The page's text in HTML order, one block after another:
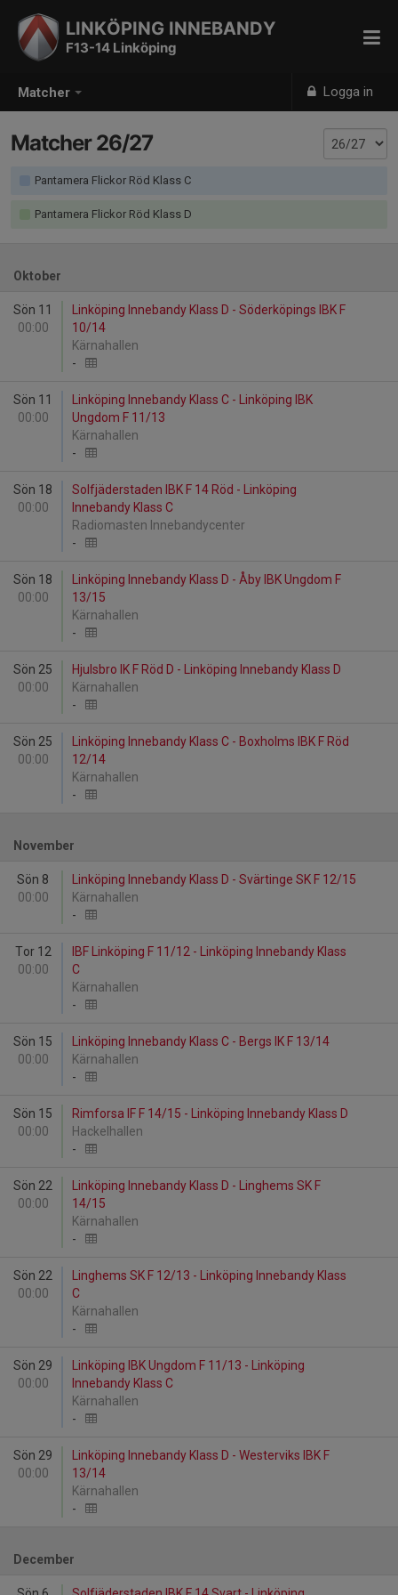
Matcher Logga in
LINKÖPING INNEBANDY
F13-14 Linköping
Matcher 26/27
Pantamera Flickor Röd Klass C
Pantamera Flickor Röd Klass D
Oktober
Sön 11
00:00
Linköping Innebandy Klass D - Söderköpings IBK F
10/14
Kärnahallen
-
Sön 11
00:00
Linköping Innebandy Klass C - Linköping IBK
Ungdom F 11/13
Kärnahallen
-
Sön 18
00:00
Solfjäderstaden IBK F 14 Röd - Linköping
Innebandy Klass C
Radiomasten Innebandycenter
-
Sön 18
00:00
Linköping Innebandy Klass D - Åby IBK Ungdom F
13/15
Kärnahallen
-
Sön 25
00:00
Hjulsbro IK F Röd D - Linköping Innebandy Klass D
Kärnahallen
-
Sön 25
00:00
Linköping Innebandy Klass C - Boxholms IBK F Röd
12/14
Kärnahallen
-
November
Sön 8
00:00
Linköping Innebandy Klass D - Svärtinge SK F 12/15
Kärnahallen
-
Tor 12
00:00
IBF Linköping F 11/12 - Linköping Innebandy Klass
C
Kärnahallen
-
Sön 15
00:00
Linköping Innebandy Klass C - Bergs IK F 13/14
Kärnahallen
-
Sön 15
00:00
Rimforsa IF F 14/15 - Linköping Innebandy Klass D
Hackelhallen
-
Sön 22
00:00
Linköping Innebandy Klass D - Linghems SK F
14/15
Kärnahallen
-
Sön 22
00:00
Linghems SK F 12/13 - Linköping Innebandy Klass
C
Kärnahallen
-
Sön 29
00:00
Linköping IBK Ungdom F 11/13 - Linköping
Innebandy Klass C
Kärnahallen
-
Sön 29
00:00
Linköping Innebandy Klass D - Westerviks IBK F
13/14
Kärnahallen
-
December